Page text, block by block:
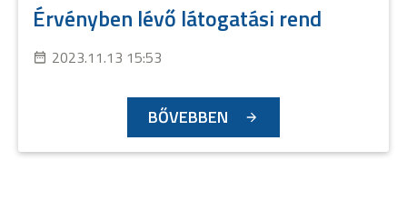
Érvényben lévő látogatási rend
2023.11.13 15:53
BŐVEBBEN